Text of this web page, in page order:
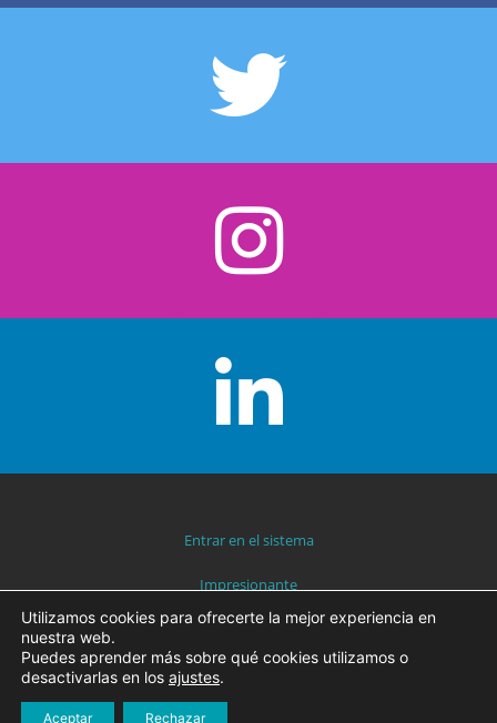
Entrar en el sistema
Impresionante
Protección de datos
2019 © AQUA-TREFF – THEME BY
Utilizamos cookies para ofrecerte la mejor experiencia en
nuestra web.
Puedes aprender más sobre qué cookies utilizamos o
desactivarlas en los ajustes.
Aceptar Rechazar